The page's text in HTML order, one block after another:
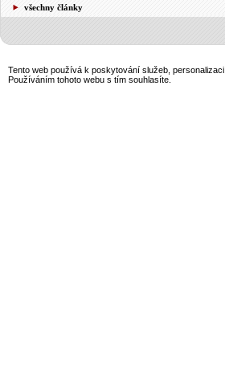
všechny články
Tento web používá k poskytování služeb,
Používáním tohoto webu s tím souhlasíte.